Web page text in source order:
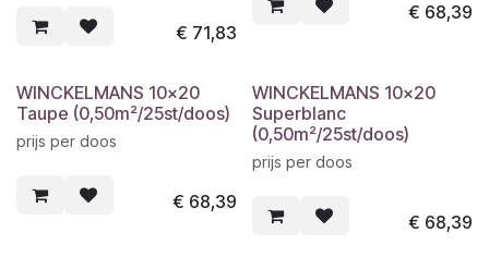
€ 71,83
€ 68,39
WINCKELMANS 10x20
Taupe (0,50m²/25st/doos)
prijs per doos
€ 68,39
WINCKELMANS 10x20
Superblanc
(0,50m²/25st/doos)
prijs per doos
€ 68,39